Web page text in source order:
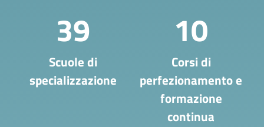
39
Scuole di
specializzazione
10
Corsi di
perfezionamento e
formazione
continua